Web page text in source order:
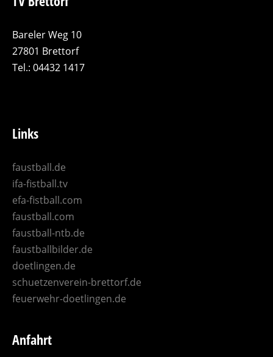
Bareler Weg 10
27801 Brettorf
Tel.: 04432 1417
Links
faustball.de
ifa-fistball.tv
efa-fistball.com
faustball.com
faustball-ntb.de
faustballbilder.de
doetlingen.de
schuetzenverein-brettorf.de
feuerwehr-doetlingen.de
Anfahrt